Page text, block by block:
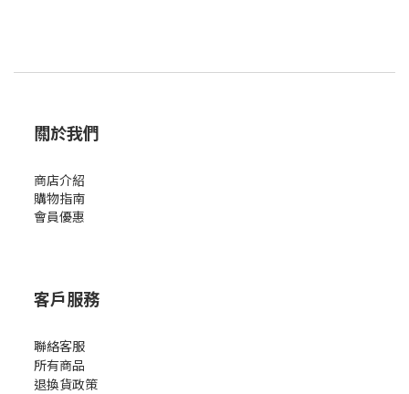
關於我們
商店介紹
購物指南
會員優惠
客戶服務
聯絡客服
所有商品
退換貨政策